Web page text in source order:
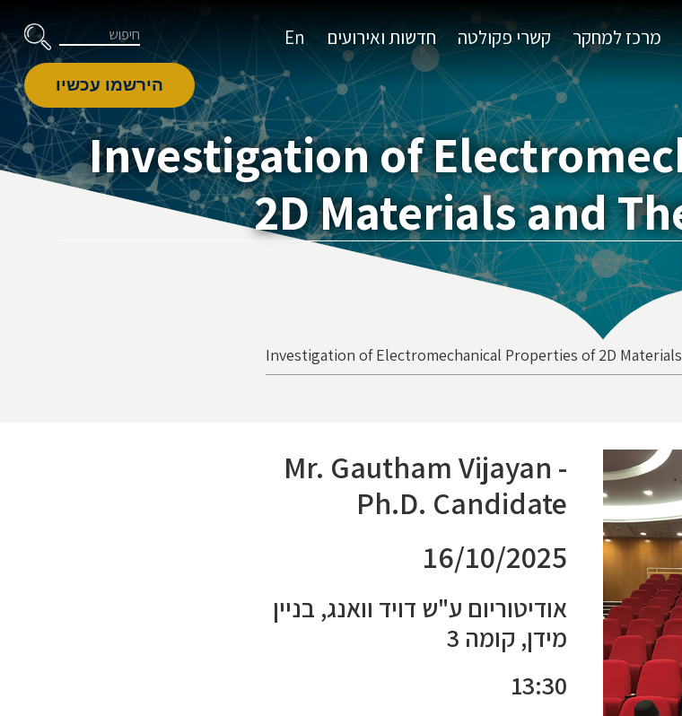
מרכז למחקר קשרי פקולטה חדשות ואירועים En חיפוש
הירשמו עכשיו
Investigation of
2D Materials and
Investigation of Electromechanical Properties of 2D
Mr. Gautham Vijayan -
Ph.D. Candidate
16/10/2025
אודיטוריום ע"ש דויד וואנג, בניין
מידן, קומה 3
13:30